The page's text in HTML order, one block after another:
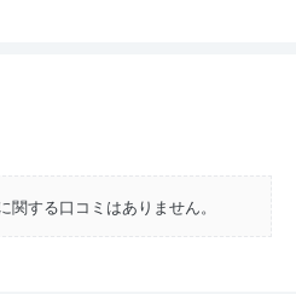
関する口コミはありません。